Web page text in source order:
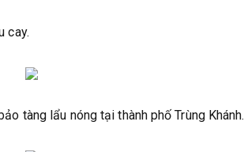
cay.
tàng lẩu nóng tại thành phố Trùng Khánh.